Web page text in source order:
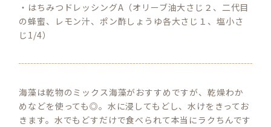
・はちみつドレッシングA（オリーブ油大さじ２、二代目
の蜂蜜、レモン汁、ポン酢しょうゆ各大さじ１、塩小さ
じ1/4）
海藻は乾物のミックス海藻がおすすめですが、乾燥わか
めなどを使っても◎。水に浸してもどし、水けをきってお
きます。水でもどすだけで食べられて本当にラクちんです